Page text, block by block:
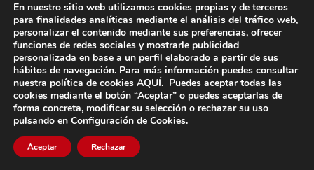
En nuestro sitio web utilizamos cookies propias y de terceros
para finalidades analíticas mediante el análisis del tráfico web,
personalizar el contenido mediante sus preferencias, ofrecer
funciones de redes sociales y mostrarle publicidad
personalizada en base a un perfil elaborado a partir de sus
hábitos de navegación. Para más información puedes consultar
nuestra política de cookies AQUÍ. Puedes aceptar todas las
cookies mediante el botón “Aceptar” o puedes aceptarlas de
forma concreta, modificar su selección o rechazar su uso
pulsando en Configuración de Cookies.
Aceptar Rechazar